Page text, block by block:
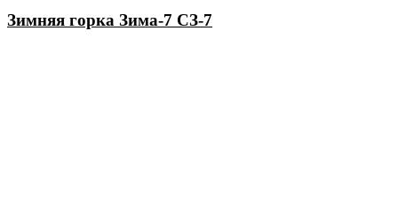
Зимняя горка Зима-7 СЗ-7